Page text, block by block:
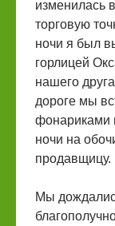
изменилась
торговую
ночи я был
горлицей
нашего
дороге мы
фонариками
ночи на
продавщицу.
Мы